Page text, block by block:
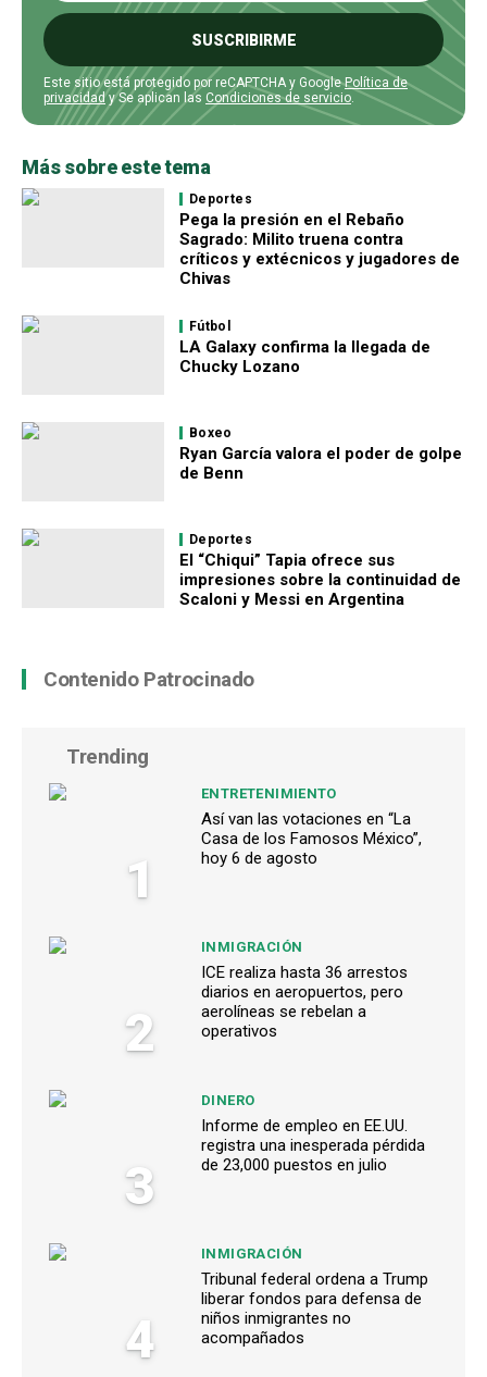
SUSCRIBIRME
Este sitio está protegido por reCAPTCHA y GooglePolítica de
privacidady Se aplican las Condiciones de servicio.
Más sobre este tema
Deportes
Pega la presión en el Rebaño
Sagrado: Milito truena contra
críticos y extécnicos y jugadores de
Chivas
Fútbol
LA Galaxy confirma la llegada de
Chucky Lozano
Boxeo
Ryan García valora el poder de golpe
de Benn
Deportes
El “Chiqui” Tapia ofrece sus
impresiones sobre la continuidad de
Scaloni y Messi en Argentina
Contenido Patrocinado
Trending
1
ENTRETENIMIENTO
Así van las votaciones en “La
Casa de los Famosos México”,
hoy 6 de agosto
2
INMIGRACIÓN
ICE realiza hasta 36 arrestos
diarios en aeropuertos, pero
aerolíneas se rebelan a
operativos
3
DINERO
Informe de empleo en EE.UU.
registra una inesperada pérdida
de 23,000 puestos en julio
4
INMIGRACIÓN
Tribunal federal ordena a Trump
liberar fondos para defensa de
niños inmigrantes no
acompañados